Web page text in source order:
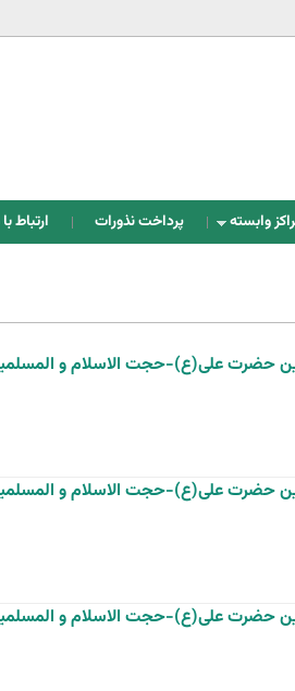
وابسته پرداخت نذورات ارتباط
حضرت علی(ع)-حجت الاسلام و
حضرت علی(ع)-حجت الاسلام و
حضرت علی(ع)-حجت الاسلام و